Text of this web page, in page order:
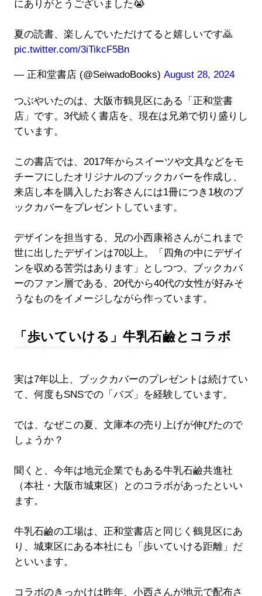
にありがとうございました😭
夏の読書、楽しんでいただけてると嬉しいです🙇
pic.twitter.com/3iTikcF5Bn
— 正和堂書店 (@SeiwadoBooks) August 28, 2024
つぶやいたのは、大阪市鶴見区にある「正和堂書
店」です。3代続く書店を、現在は兄弟で切り盛りし
ています。
この書店では、2017年からスイーツや文具などをモ
チーフにしたオリジナルのブックカバーを作成し、
来店し本を購入したお客さんには1冊につき1枚のブ
ックカバーをプレゼントしています。
デザインを担当する、兄の小西康裕さんがこれまで
世に出したデザインは70以上。「四角の中にデザイ
ンを収める苦労はあります」としつつ、ブックカバ
ーのファン層である、20代から40代の女性が好みそ
うなものをイメージしながら作っています。
「歩いていける」牛乳石鹼とコラボ
実は7年以上、ブックカバーのプレゼントは続けてい
て、何度もSNSでの「バズ」を経験しています。
では、なぜこの夏、文庫本の売り上げが伸びたので
しょうか？
聞くと、今年は地元企業でもある牛乳石鹼共進社
（本社・大阪市城東区）とのコラボがあったといい
ます。
牛乳石鹼の工場は、正和堂書店と同じく鶴見区にあ
り、城東区にある本社にも「歩いていける距離」だ
といいます。
コラボのきっかけは昨年、小西さんが地元で配布さ